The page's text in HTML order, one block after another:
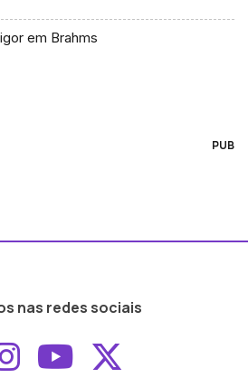
em Brahms
PUB
nas redes sociais
ao
Aceder ao
Aceder ao